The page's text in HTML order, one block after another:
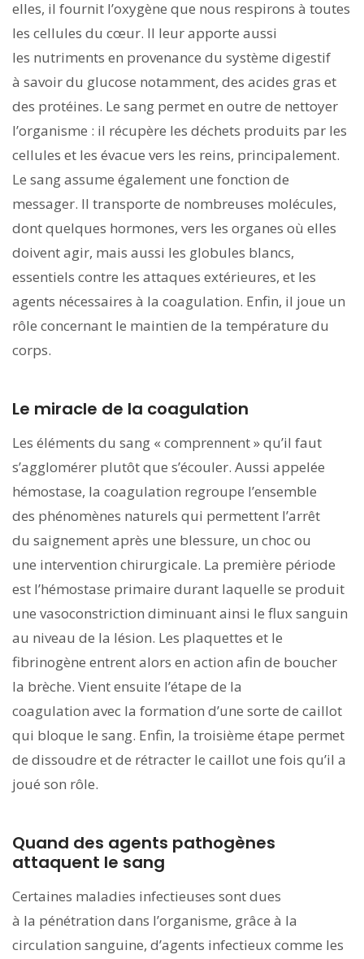
elles, il fournit l’oxygène que nous respirons à toutes
les cellules du cœur. Il leur apporte aussi
les nutriments en provenance du système digestif
à savoir du glucose notamment, des acides gras et
des protéines. Le sang permet en outre de nettoyer
l’organisme : il récupère les déchets produits par les
cellules et les évacue vers les reins, principalement.
Le sang assume également une fonction de
messager. Il transporte de nombreuses molécules,
dont quelques hormones, vers les organes où elles
doivent agir, mais aussi les globules blancs,
essentiels contre les attaques extérieures, et les
agents nécessaires à la coagulation. Enfin, il joue un
rôle concernant le maintien de la température du
corps.
Le miracle de la coagulation
Les éléments du sang « comprennent » qu’il faut
s’agglomérer plutôt que s’écouler. Aussi appelée
hémostase, la coagulation regroupe l’ensemble
des phénomènes naturels qui permettent l’arrêt
du saignement après une blessure, un choc ou
une intervention chirurgicale. La première période
est l’hémostase primaire durant laquelle se produit
une vasoconstriction diminuant ainsi le flux sanguin
au niveau de la lésion. Les plaquettes et le
fibrinogène entrent alors en action afin de boucher
la brèche. Vient ensuite l’étape de la
coagulation avec la formation d’une sorte de caillot
qui bloque le sang. Enfin, la troisième étape permet
de dissoudre et de rétracter le caillot une fois qu’il a
joué son rôle.
Quand des agents pathogènes
attaquent le sang
Certaines maladies infectieuses sont dues
à la pénétration dans l’organisme, grâce à la
circulation sanguine, d’agents infectieux comme les